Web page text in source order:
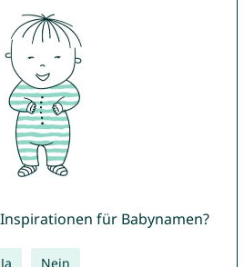
für Babynamen?
Ja Nein